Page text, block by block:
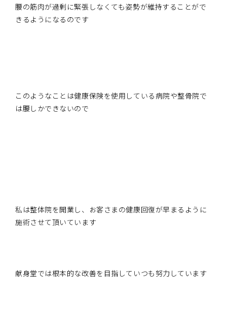
腰の筋肉が過剰に緊張しなくても姿勢が維持することがで
きるようになるのです
このようなことは健康保険を使用している病院や整骨院で
は腰しかできないので
私は整体院を開業し、お客さまの健康回復が早まるように
施術させて頂いています
献身堂では根本的な改善を目指していつも努力しています